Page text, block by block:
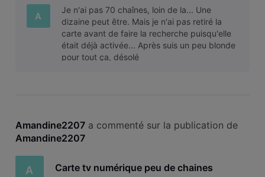
40 a 5
A
Je n'ai pas 70 chaînes, loin de la... Une
dizaine peut être. Mais je n'ai pas retiré la
carte avant de faire la recherche puisqu'elle
était déjà activée... Après suis un peu blonde
pour tout ça, désolé
Amandine2207 a commenté sur la publication de
Amandine2207
A Carte tv numérique peu de chaines